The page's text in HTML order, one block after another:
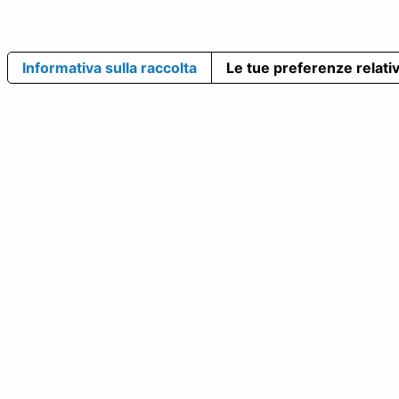
Informativa sulla raccolta Le tue preferenze